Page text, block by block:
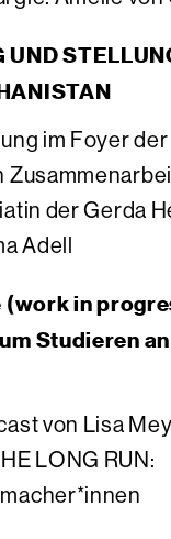
UND
im Foyer
der Gerda
Adell
in
Studieren
von Lisa
LONG RUN: